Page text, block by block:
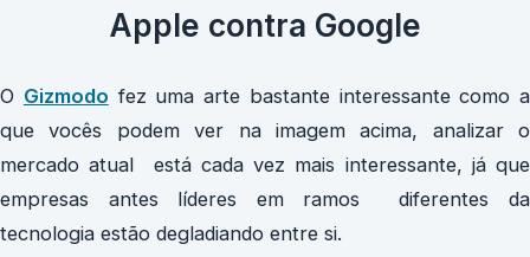
Apple contra Google
O Gizmodo fez uma arte bastante interessante como a
que vocês podem ver na imagem acima, analizar o
mercado atual está cada vez mais interessante, já que
empresas antes líderes em ramos diferentes da
tecnologia estão degladiando entre si.